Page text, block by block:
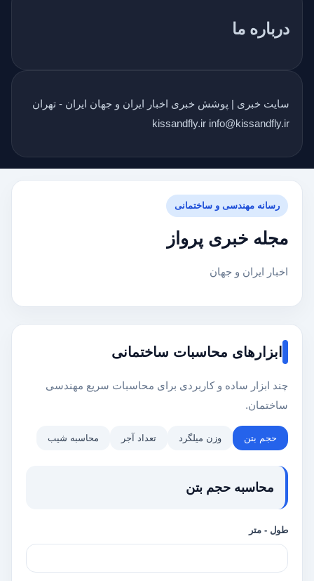
درباره ما
سایت خبری | پوشش خبری اخبار ایران و جهان ایران - تهران
kissandfly.ir info@kissandfly.ir
رسانه مهندسی و ساختمانی
مجله خبری پرواز
اخبار ایران و جهان
ابزارهای محاسبات ساختمانی
چند ابزار ساده و کاربردی برای محاسبات سریع مهندسی
ساختمان.
حجم بتن وزن میلگرد تعداد آجر محاسبه شیب
محاسبه حجم بتن
طول - متر